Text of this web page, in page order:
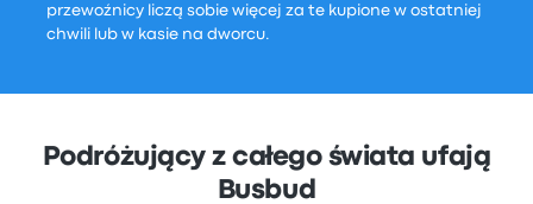
przewoźnicy liczą sobie więcej za te kupione w ostatniej
chwili lub w kasie na dworcu.
Podróżujący z całego świata ufają
Busbud